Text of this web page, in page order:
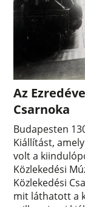
Az
Csarnoka
Budapesten
Kiállítást,
volt a
Közlekedési
Közlekedési
mit láthatott a